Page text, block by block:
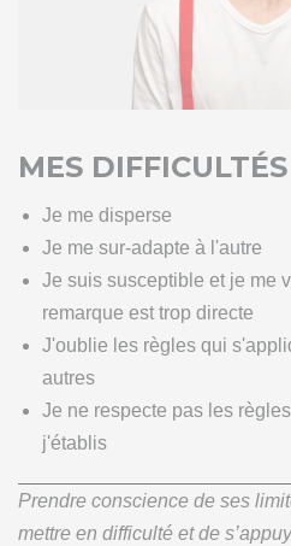
MES DIFFICULTÉS
Je me disperse
Je me sur-adapte à l'autre
Je suis susceptible et je me
remarque est trop directe
J'oublie les règles qui
autres
Je ne respecte pas les
j'établis
Prendre conscience de ses
mettre en difficulté et de